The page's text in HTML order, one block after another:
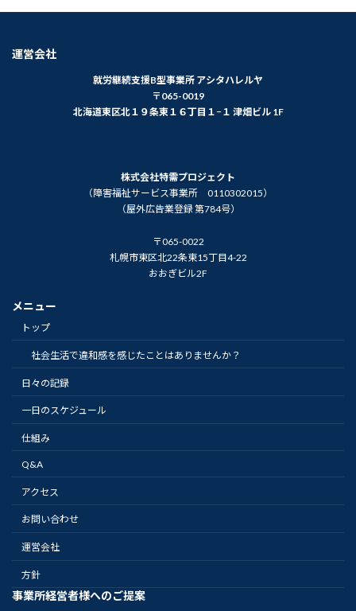
運営会社
就労継続支援B型事業所 アシタハレルヤ
〒065-0019
北海道東区北１９条東１６丁目１−１ 津畑ビル 1F
株式会社特需プロジェクト
（障害福祉サービス事業所 0110302015）
（屋外広告業登録 第784号）
〒065-0022
札幌市東区北22条東15丁目4-22
おおぎビル2F
メニュー
トップ
社会生活で違和感を感じたことはありませんか？
日々の記録
一日のスケジュール
仕組み
Q&A
アクセス
お問い合わせ
運営会社
方針
事業所経営者様へのご提案